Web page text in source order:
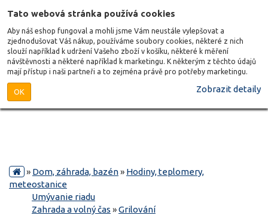
Tato webová stránka používá cookies
Aby náš eshop fungoval a mohli jsme Vám neustále vylepšovat a
zjednodušovat Váš nákup, používáme soubory cookies, některé z nich
slouží například k udržení Vašeho zboží v košíku, některé k měření
návštěvnosti a některé například k marketingu. K některým z těchto údajů
mají přístup i naši partneři a to zejména právě pro potřeby marketingu.
OK Zobrazit detaily
» Dom, záhrada, bazén» Hodiny, teplomery,
meteostanice
Umývanie riadu
Zahrada a volný čas »Grilování